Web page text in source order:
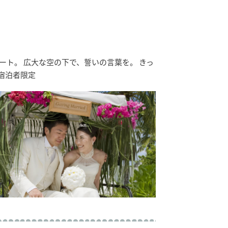
。 広大な空の下で、誓いの言葉を。 きっ
泊者限定